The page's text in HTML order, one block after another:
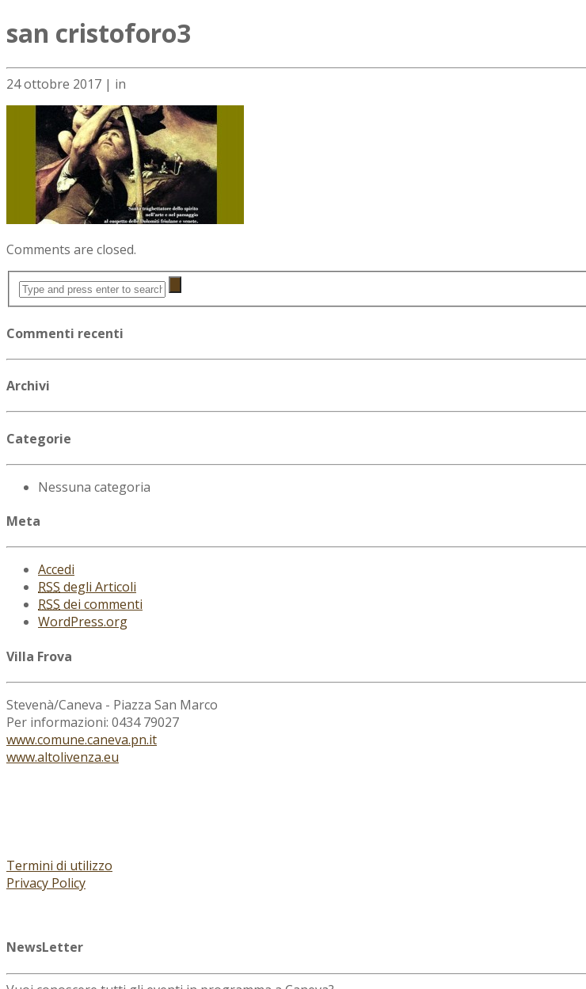
san cristoforo3
24 ottobre 2017 | in
Comments are closed.
Commenti recenti
Archivi
Categorie
Nessuna categoria
Meta
Accedi
RSSdegli Articoli
RSSdei commenti
WordPress.org
Villa Frova
Stevenà/Caneva - Piazza San Marco
Per informazioni: 0434 79027
www.comune.caneva.pn.it
www.altolivenza.eu
Termini di utilizzo
Privacy Policy
NewsLetter